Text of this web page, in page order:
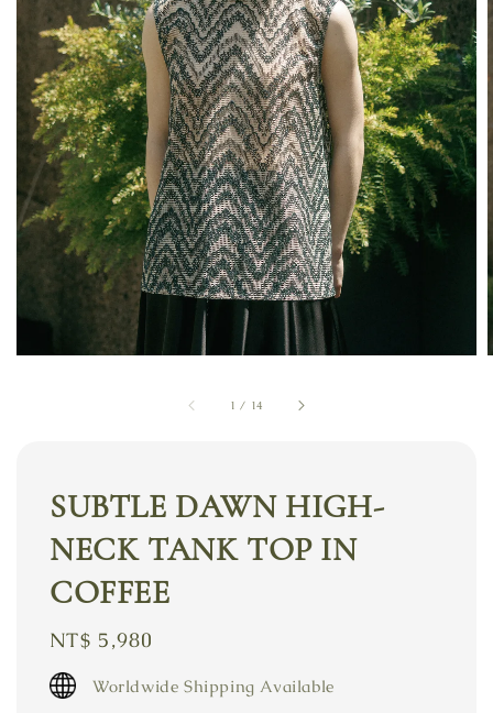
1 / 14
SUBTLE DAWN HIGH-
NECK TANK TOP IN
COFFEE
Regular
price
NT$ 5,980
Worldwide Shipping Available